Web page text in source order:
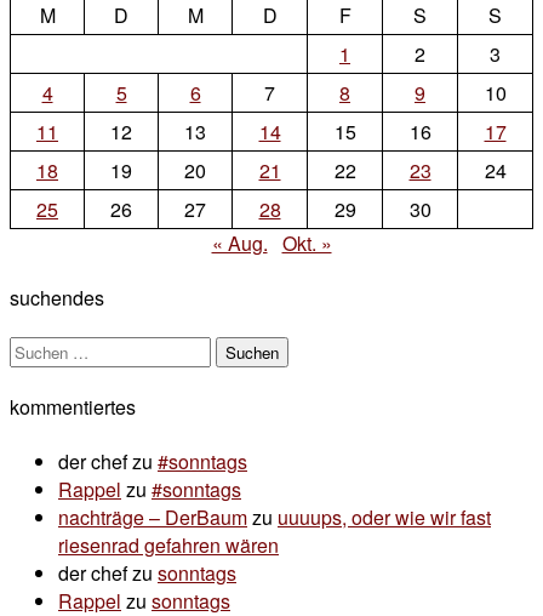
berg-
update-
wetter-
M
D M D F S
S
1
2
3
4
5 6 7 8 9
10
11
12 13 14 15 16
17
18
19 20 21 22 23
24
25
26 27 28 29
30
« Aug. Okt. »
suchendes
Suchen
kommentiertes
der chefzu #sonntags
Rappel zu #sonntags
nachträge – DerBaumzu uuuups, oder wie wir fast
riesenrad gefahren wären
der chefzu sonntags
Rappel zu sonntags